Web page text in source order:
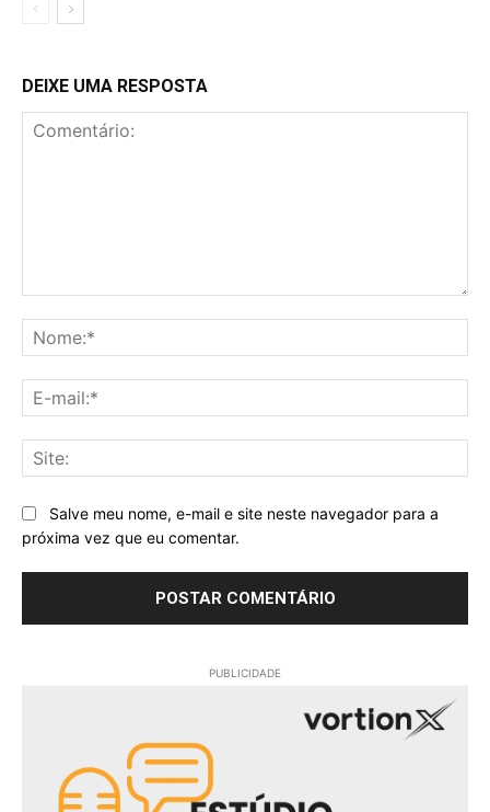
DEIXE UMA RESPOSTA
Salve meu nome, e-mail e site neste navegador para a
próxima vez que eu comentar.
PUBLICIDADE